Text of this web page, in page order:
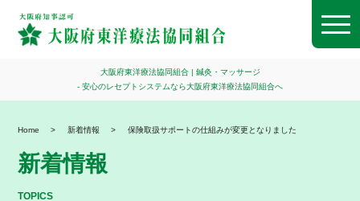
大阪府東洋療法協同組合 | 鍼灸・マッサージ
- 安心のレセプトシステムなら大阪府東洋療法協同組合へ
新着情報
TOPICS
Home 新着情報 保険取扱サポートの仕組みが変更となりました